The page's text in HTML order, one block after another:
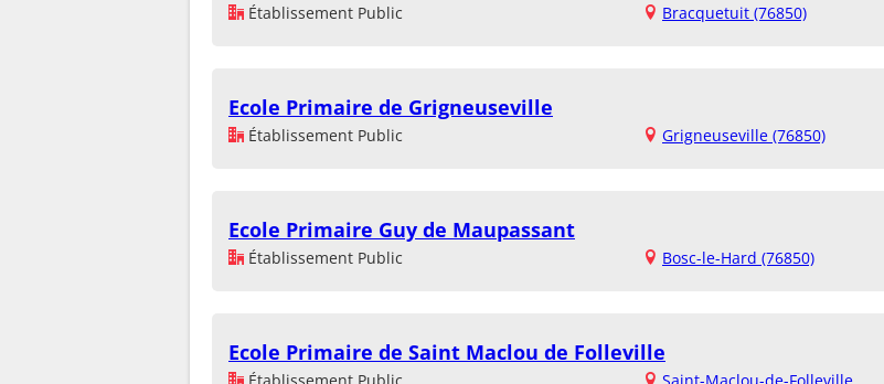
Établissement Public Bracquetuit (76850)
Ecole Primaire de Grigneuseville
Établissement Public Grigneuseville (76850)
Ecole Primaire Guy de Maupassant
Établissement Public Bosc-le-Hard (76850)
Ecole Primaire de Saint Maclou de Folleville